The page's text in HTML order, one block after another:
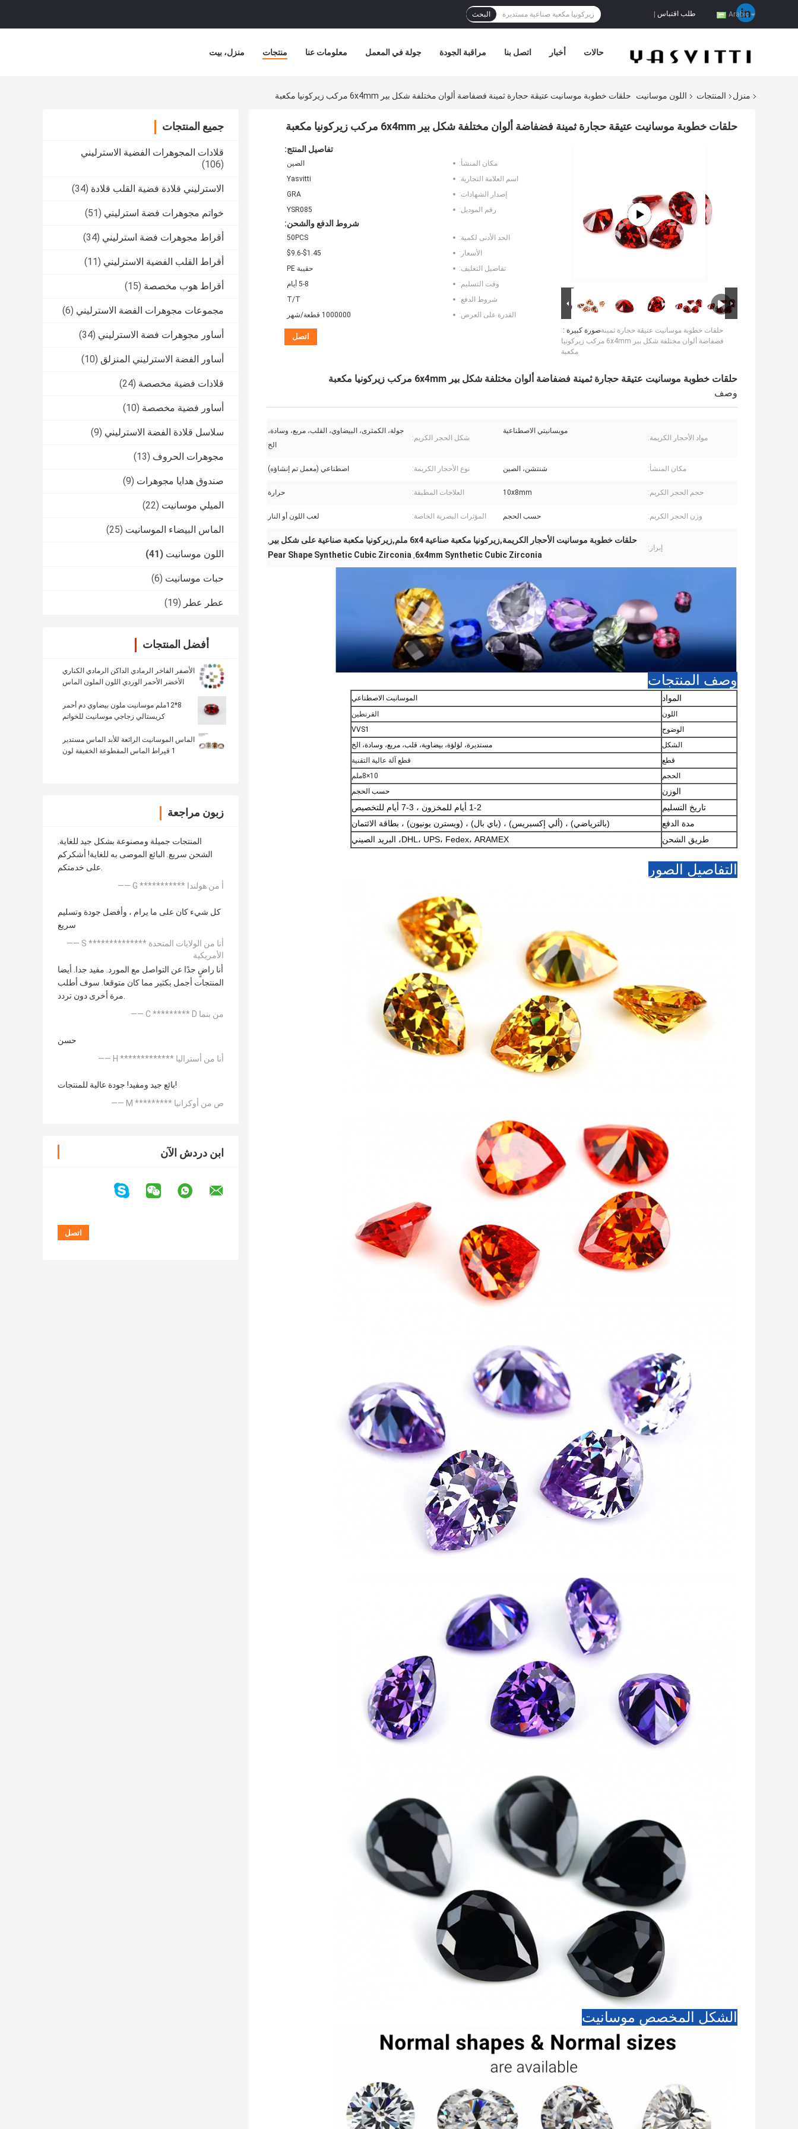
Arabic طلب اقتباس البحث
منزل، بيت منتجات معلومات عنا جولة في المعمل مراقبة الجودة اتصل بنا أخبار حالات
منزل المنتجات اللون موسانيت حلقات خطوبة موسانيت عتيقة حجارة ثمينة فضفاضة ألوان مختلفة شكل بير 6x4mm مركب زيركونيا مكعبة
جميع المنتجات
قلادات المجوهرات الفضية الاسترليني
(106)
الاسترليني قلادة فضية القلب قلادة (34)
خواتم مجوهرات فضة استرليني (51)
أقراط مجوهرات فضة استرليني (34)
أقراط القلب الفضية الاسترليني (11)
أقراط هوب مخصصة (15)
مجموعات مجوهرات الفضة الاسترليني (6)
أساور مجوهرات فضة الاسترليني (34)
أساور الفضة الاسترليني المنزلق (10)
قلادات فضية مخصصة (24)
أساور فضية مخصصة (10)
سلاسل قلادة الفضة الاسترليني (9)
مجوهرات الحروف (13)
صندوق هدايا مجوهرات (9)
الميلي موسانيت (22)
الماس البيضاء الموسانيت (25)
اللون موسانيت (41)
حبات موسانيت (6)
عطر عطر (19)
أفضل المنتجات
الأصفر الفاخر الرمادي الداكن الرمادي الكناري
الأخضر الأحمر الوردي اللون الملون الماس
8*12ملم موسانيت ملون بيضاوي دم أحمر
كريستالي زجاجي موسانيت للخواتم
الماس الموسانيت الرائعة للأبد الماس مستدير
1 قيراط الماس المقطوعة الخفيفة لون
زبون مراجعة
المنتجات جميلة ومصنوعة بشكل جيد للغاية.
الشحن سريع. البائع الموصى به للغاية! أشكركم
على خدمتكم.
—— G *********** أ من هولندا
كل شيء كان على ما يرام ، وأفضل جودة وتسليم
سريع
—— S ************** أنا من الولايات المتحدة
الأمريكية
أنا راضٍ جدًا عن التواصل مع المورد. مفيد جدا. أيضا
المنتجات أجمل بكثير مما كان متوقعا. سوف أطلب
مرة أخرى دون تردد.
—— C ********* D من بنما
حسن
—— H ************* أنا من أستراليا
بائع جيد ومفيد! جودة عالية للمنتجات!
—— M ********* ص من أوكرانيا
ابن دردش الآن
حلقات خطوبة موسانيت عتيقة حجارة ثمينة فضفاضة ألوان مختلفة شكل بير 6x4mm مركب زيركونيا مكعبة
صورة كبيرة :حلقات خطوبة موسانيت عتيقة حجارة ثمينة
فضفاضة ألوان مختلفة شكل بير 6x4mm مركب زيركونيا
مكعبة
تفاصيل المنتج:
مكان المنشأ:
الصين
اسم العلامة التجارية:
Yasvitti
إصدار الشهادات:
GRA
رقم الموديل:
YSR085
شروط الدفع والشحن:
الحد الأدنى لكمية:
50PCS
الأسعار:
$1.45-$9.6
تفاصيل التغليف:
حقيبة PE
وقت التسليم:
5-8 أيام
شروط الدفع:
T/T
القدرة على العرض:
1000000 قطعة/شهر
اتصل
حلقات خطوبة موسانيت عتيقة حجارة ثمينة فضفاضة ألوان مختلفة شكل بير 6x4mm مركب زيركونيا مكعبة
وصف
مواد الأحجار الكريمة:
مويسانيتي الاصطناعية
شكل الحجر الكريم:
جولة، الكمثرى، البيضاوي، القلب، مربع، وسادة،
الخ
مكان المنشأ: شنتشن، الصين نوع الأحجار الكريمة: اصطناعي (معمل تم إنشاؤه)
حجم الحجر الكريم: 10x8mm العلاجات المطبقة: حرارة
وزن الحجر الكريم: حسب الحجم المؤثرات البصرية الخاصة: لعب اللون أو النار
إبراز:
حلقات خطوبة موسانيت الأحجار الكريمة,زيركونيا مكعبة صناعية 6x4 ملم,زيركونيا مكعبة صناعية على شكل بير ,
6x4mm Synthetic Cubic Zirconia
,
Pear Shape Synthetic Cubic Zirconia
وصف المنتجات
المواد
الموسانيت الاصطناعي
اللون
القرنطين
الوضوح
VVS1
الشكل
مستديرة، لؤلؤة، بيضاوية، قلب، مربع، وسادة، الخ
قطع
قطع آلة عالية التقنية
الحجم
10×8ملم
الوزن حسب الحجم
تاريخ التسليم
1-2 أيام للمخزون ، 3-7 أيام للتخصيص
مدة الدفع
(بالترياضي) ، (ألي إكسبريس) ، (باي بال) ، (ويسترن يونيون) ، بطاقة الائتمان
طريق الشحن
DHL، UPS، Fedex، ARAMEX، البريد الصيني
التفاصيل الصور
الشكل المخصص موسانيت